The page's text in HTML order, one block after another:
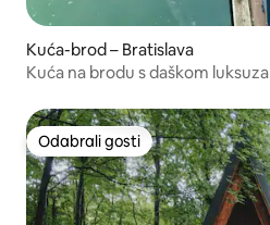
Kuća-brod – Bratislava
Kuća na brodu s daškom luksuza
Odabrali gosti
Odabrali gosti